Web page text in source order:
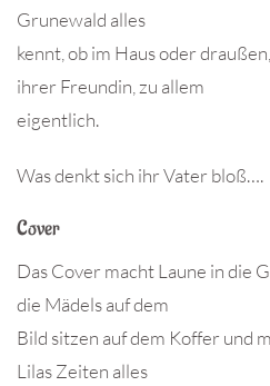
Grunewald alles
kennt, ob im Haus oder
ihrer Freundin, zu allem
eigentlich.
Was denkt sich ihr Vater bloß….
Cover
Das Cover macht Laune in die
die Mädels auf dem
Bild sitzen auf dem Koffer und
Lilas Zeiten alles